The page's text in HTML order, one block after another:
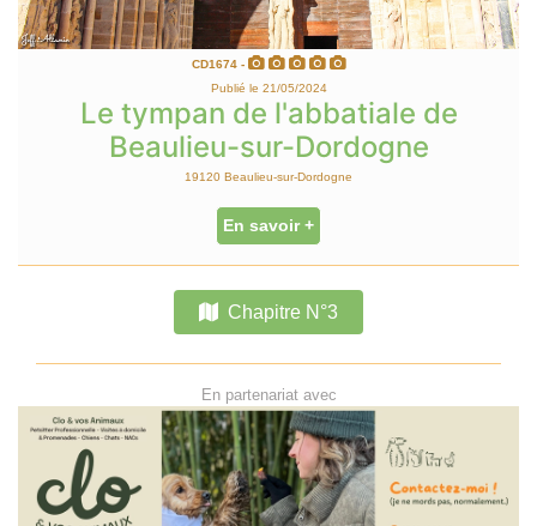
CD1674 -
Publié le 21/05/2024
Le tympan de l'abbatiale de
Beaulieu-sur-Dordogne
19120 Beaulieu-sur-Dordogne
En savoir +
Chapitre N°3
En partenariat avec